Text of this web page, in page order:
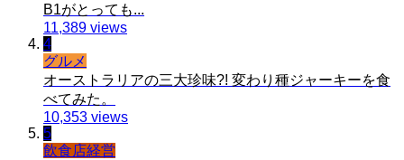
B1がとっても...
11,389 views
4
グルメ
オーストラリアの三大珍味?! 変わり種ジャーキーを食
べてみた。
10,353 views
5
飲食店経営